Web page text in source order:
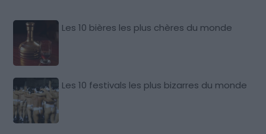
Les 10 bières les plus chères du monde
Les 10 festivals les plus bizarres du monde